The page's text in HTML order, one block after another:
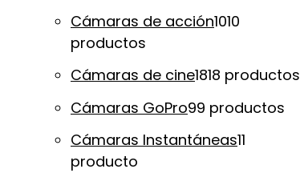
Cámaras de acción1010
productos
Cámaras de cine1818 productos
Cámaras GoPro99 productos
Cámaras Instantáneas11
producto